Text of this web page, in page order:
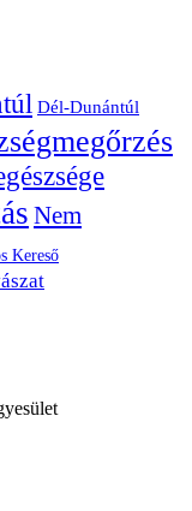
Dél-Dunántúl
Nem
Kereső